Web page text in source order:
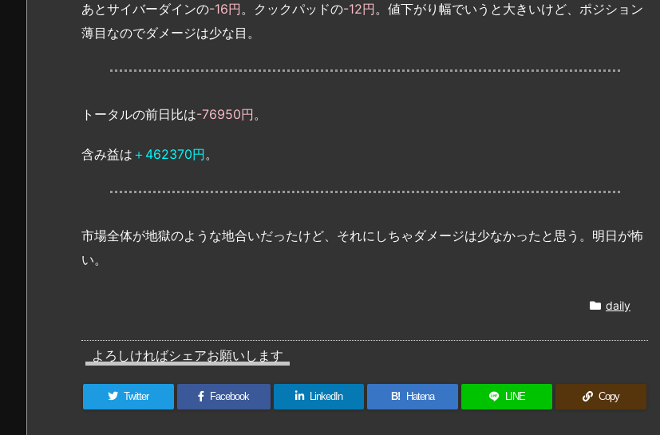
あとサイバーダインの-16円。クックパッドの-12円。値下がり幅でいうと大きいけど、ポジション
薄目なのでダメージは少な目。
トータルの前日比は-76950円。
含み益は ＋462370円。
市場全体が地獄のような地合いだったけど、それにしちゃダメージは少なかったと思う。明日が怖
い。
daily
よろしければシェアお願いします
Twitter Facebook LinkedIn B! Hatena LINE Copy